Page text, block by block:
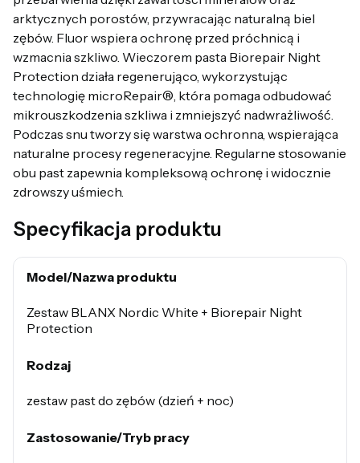
arktycznych porostów, przywracając naturalną biel
zębów. Fluor wspiera ochronę przed próchnicą i
wzmacnia szkliwo. Wieczorem pasta Biorepair Night
Protection działa regenerująco, wykorzystując
technologię microRepair®, która pomaga odbudować
mikrouszkodzenia szkliwa i zmniejszyć nadwrażliwość.
Podczas snu tworzy się warstwa ochronna, wspierająca
naturalne procesy regeneracyjne. Regularne stosowanie
obu past zapewnia kompleksową ochronę i widocznie
zdrowszy uśmiech.
Specyfikacja produktu
Model/Nazwa produktu
Zestaw BLANX Nordic White + Biorepair Night
Protection
Rodzaj
zestaw past do zębów (dzień + noc)
Zastosowanie/Tryb pracy